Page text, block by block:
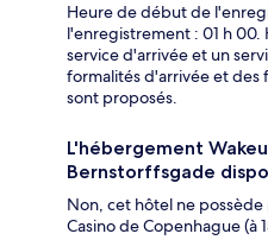
Heure de début de
l'enregistrement : 01 h 00.
service d'arrivée et un
formalités d'arrivée et des
sont proposés.
L'hébergement
Bernstorffsgade
Non, cet hôtel ne possède
Casino de Copenhague (à